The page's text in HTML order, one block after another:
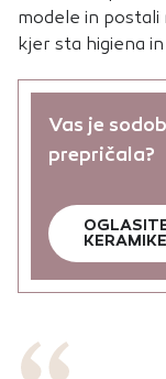
modele in postali
kjer sta higiena
Vas je
prepričala?
KERAMIKE